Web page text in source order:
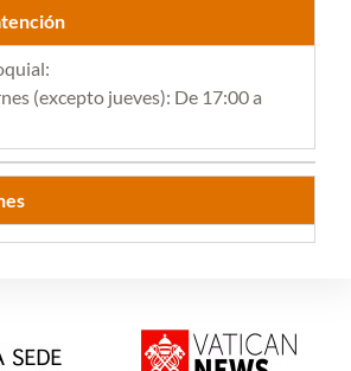
(excepto jueves): De 17:00 a